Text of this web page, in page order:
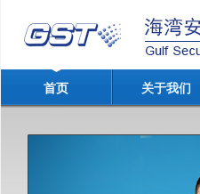
首页 关于我们